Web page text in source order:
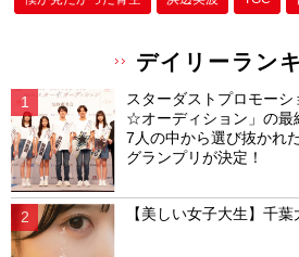
デイリーラン
スターダストプロモー
☆オーディション」の最
7人の中から選び抜かれ
グランプリが決定！
【美しい女子大生】千